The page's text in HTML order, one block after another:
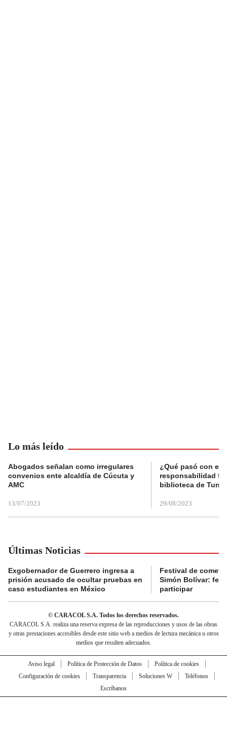
Lo más leído
Abogados señalan como irregulares
convenios ente alcaldía de Cúcuta y
AMC
13/07/2023
¿Qué pasó con el
responsabilidad
biblioteca de
29/08/2023
Últimas Noticias
Exgobernador de Guerrero ingresa a
prisión acusado de ocultar pruebas en
caso estudiantes en México
Festival de
Simón Bolívar:
participar
© CARACOL S.A. Todos los derechos reservados.
CARACOL S.A. realiza una reserva expresa de las reproducciones y usos de las obras
y otras prestaciones accesibles desde este sitio web a medios de lectura mecánica u otros
medios que resulten adecuados.
Aviso legal Política de Protección de Datos
Política de cookies
Configuración de cookies
Transparencia Soluciones W
Teléfonos
Escríbanos